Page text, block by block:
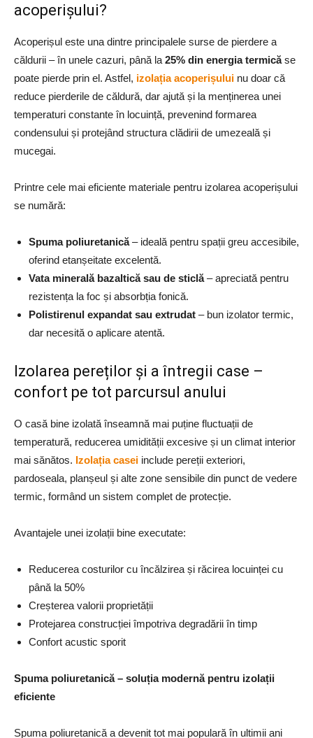
acoperișului?
Acoperișul este una dintre principalele surse de pierdere a
căldurii – în unele cazuri, până la 25% din energia termicăse
poate pierde prin el. Astfel, izolația acoperișului nu doar că
reduce pierderile de căldură, dar ajută și la menținerea unei
temperaturi constante în locuință, prevenind formarea
condensului și protejând structura clădirii de umezeală și
mucegai.
Printre cele mai eficiente materiale pentru izolarea acoperișului
se numără:
Spuma poliuretanică– ideală pentru spații greu accesibile,
oferind etanșeitate excelentă.
Vata minerală bazaltică sau de sticlă– apreciată pentru
rezistența la foc și absorbția fonică.
Polistirenul expandat sau extrudat – bun izolator termic,
dar necesită o aplicare atentă.
Izolarea pereților și a întregii case –
confort pe tot parcursul anului
O casă bine izolată înseamnă mai puține fluctuații de
temperatură, reducerea umidității excesive și un climat interior
mai sănătos. Izolația casei include pereții exteriori,
pardoseala, planșeul și alte zone sensibile din punct de vedere
termic, formând un sistem complet de protecție.
Avantajele unei izolații bine executate:
Reducerea costurilor cu încălzirea și răcirea locuinței cu
până la 50%
Creșterea valorii proprietății
Protejarea construcției împotriva degradării în timp
Confort acustic sporit
Spuma poliuretanică – soluția modernă pentru izolații
eficiente
Spuma poliuretanică a devenit tot mai populară în ultimii ani